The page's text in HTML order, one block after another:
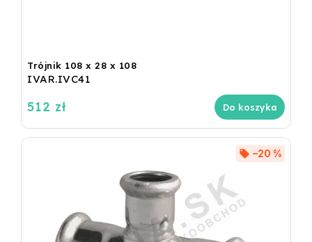
Trójnik 108 x 28 x 108
IVAR.IVC41
512 zł Do koszyka
–20 %